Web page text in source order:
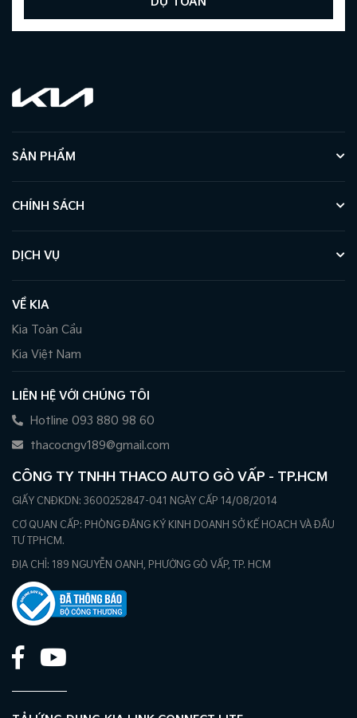
SẢN PHẨM
CHÍNH SÁCH
DỊCH VỤ
VỀ KIA
Kia Toàn Cầu
Kia Việt Nam
LIÊN HỆ VỚI CHÚNG TÔI
Hotline 093 880 98 60
thacocngv189@gmail.com
CÔNG TY TNHH THACO AUTO GÒ VẤP - TP.HCM
GIẤY CNĐKDN: 3600252847-041 NGÀY CẤP 14/08/2014
CƠ QUAN CẤP: PHÒNG ĐĂNG KÝ KINH DOANH SỞ KẾ HOẠCH VÀ ĐẦU
TƯ TPHCM.
ĐỊA CHỈ: 189 NGUYỄN OANH, PHƯỜNG GÒ VẤP, TP. HCM